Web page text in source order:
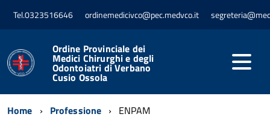
Tel.0323516646 ordinemedicivco@pec.medvco.it
Ordine Provinciale dei
Medici Chirurghi e degli
Odontoiatri di Verbano
Cusio Ossola
Home Professione ENPAM